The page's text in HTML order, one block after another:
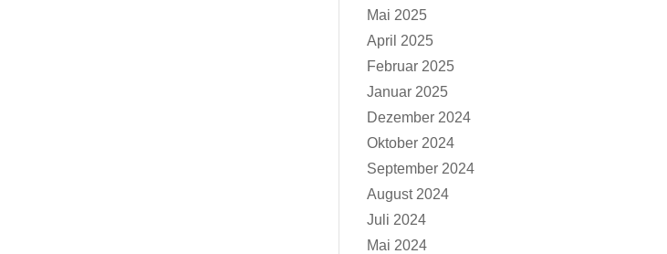
Mai 2025
April 2025
Februar 2025
Januar 2025
Dezember 2024
Oktober 2024
September 2024
August 2024
Juli 2024
Mai 2024